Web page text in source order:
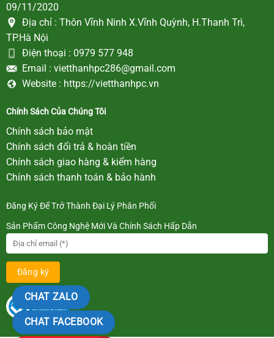
09/11/2020
Địa chỉ : Thôn Vĩnh Ninh X.Vĩnh Quỳnh, H.Thanh Trì,
TP.Hà Nội
Điện thoại : 0979 577 948
Email : vietthanhpc286@gmail.com
Website : https://vietthanhpc.vn
Chính Sách Của Chúng Tôi
Chính sách bảo mật
Chính sách đổi trả & hoàn tiền
Chính sách giao hàng & kiểm hàng
Chính sách thanh toán & bảo hành
Đăng Ký Để Trở Thành Đại Lý Phân Phối
Sản Phẩm Công Nghệ Mới Và Chính Sách Hấp Dẫn
CHAT ZALO
CHAT FACEBOOK